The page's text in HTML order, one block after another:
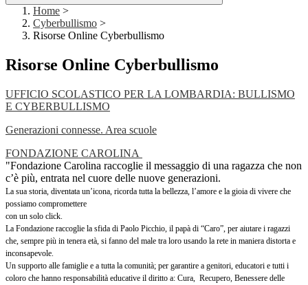
Home >
Cyberbullismo >
Risorse Online Cyberbullismo
Risorse Online Cyberbullismo
UFFICIO SCOLASTICO PER LA LOMBARDIA: BULLISMO
E CYBERBULLISMO
Generazioni connesse. Area scuole
FONDAZIONE CAROLINA
"Fondazione Carolina raccoglie il messaggio di una ragazza che non
c’è più, entrata nel cuore delle nuove generazioni.
La sua storia, diventata un’icona, ricorda tutta la bellezza, l’amore e la gioia di vivere che
possiamo compromettere
con un solo click.
La Fondazione raccoglie la sfida di Paolo Picchio, il papà di “Caro”, per aiutare i ragazzi
che, sempre più in tenera età, si fanno del male tra loro usando la rete in maniera distorta e
inconsapevole.
Un supporto alle famiglie e a tutta la comunità; per garantire a genitori, educatori e tutti i
coloro che hanno responsabilità educative il diritto a: Cura, Recupero, Benessere delle